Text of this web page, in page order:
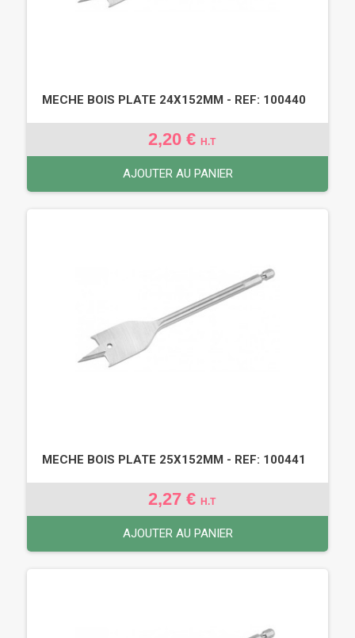
MECHE BOIS PLATE 24X152MM - REF: 100440
2,20 € H.T
AJOUTER AU PANIER
MECHE BOIS PLATE 25X152MM - REF: 100441
2,27 € H.T
AJOUTER AU PANIER